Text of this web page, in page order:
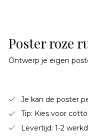
Poster roze
Ontwerp je eigen
Je kan de poster
Tip: Kies voor
Levertijd: 1-2